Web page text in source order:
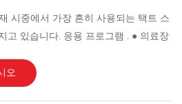
치는 진자 막대를 위쪽에서 눌러 스위
의 분류: ① ...
시중에서 가장 흔히 사용되는 택트 스
고 있습니다. 응용 프로그램 . ● 의료장
터 제품. ● 통신장비 : 건축장비, 휴대
가정용 유선전화, PDA 등 통신제품. ●
오